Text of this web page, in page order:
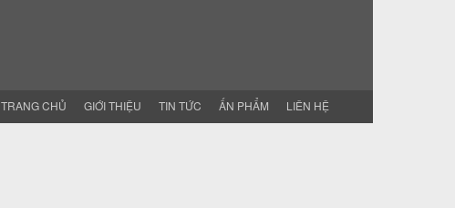
TRANG CHỦ GIỚI THIỆU TIN TỨC ẤN PHẨM LIÊN HỆ